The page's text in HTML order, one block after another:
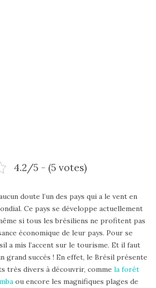
4.2/5 - (5 votes)
doute l’un des pays qui a le vent en
Ce pays se développe actuellement
si tous les brésiliens ne profitent pas
économique de leur pays. Pour se
a mis l’accent sur le tourisme. Et il faut
grand succès ! En effet, le Brésil présente
très divers à découvrir, comme la forêt
ou encore les magnifiques plages de